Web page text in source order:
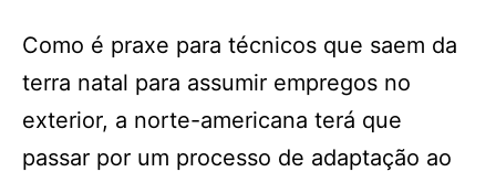
Como é praxe para técnicos que saem da
terra natal para assumir empregos no
exterior, a norte-americana terá que
passar por um processo de adaptação ao